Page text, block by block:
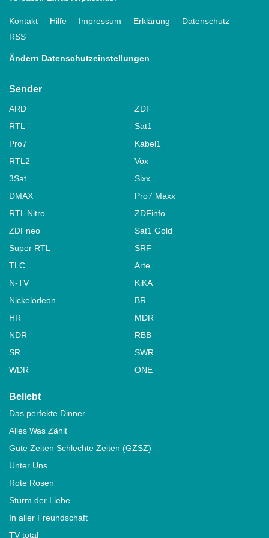
Kontakt Hilfe Impressum Erklärung
Datenschutz
RSS
Ändern Datenschutzeinstellungen
Sender
ARD
ZDF
RTL
Sat1
Pro7
Kabel1
RTL2
Vox
3Sat
Sixx
DMAX
Pro7 Maxx
RTL Nitro
ZDFinfo
ZDFneo
Sat1 Gold
Super RTL
SRF
TLC
Arte
N-TV
KiKA
Nickelodeon
BR
HR
MDR
NDR
RBB
SR
SWR
WDR
ONE
Beliebt
Das perfekte Dinner
Alles Was Zählt
Gute Zeiten Schlechte Zeiten (GZSZ)
Unter Uns
Rote Rosen
Sturm der Liebe
In aller Freundschaft
TV total